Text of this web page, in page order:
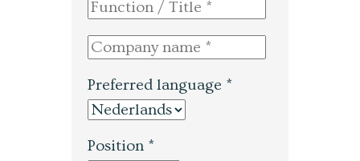
Preferred language *
Position *